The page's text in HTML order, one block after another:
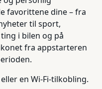
favorittene dine – fra
til sport,
i bilen og på
fra appstarteren
en Wi-Fi-tilkobling.